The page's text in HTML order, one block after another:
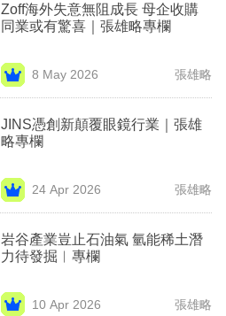
Zoff海外失意無阻成長 母企收購
同業或有驚喜｜張雄略專欄
8 May 2026 張雄略
JINS憑創新顛覆眼鏡行業｜張雄
略專欄
24 Apr 2026 張雄略
岩谷產業豈止石油氣 氫能稀土潛
力待發掘︳專欄
10 Apr 2026 張雄略